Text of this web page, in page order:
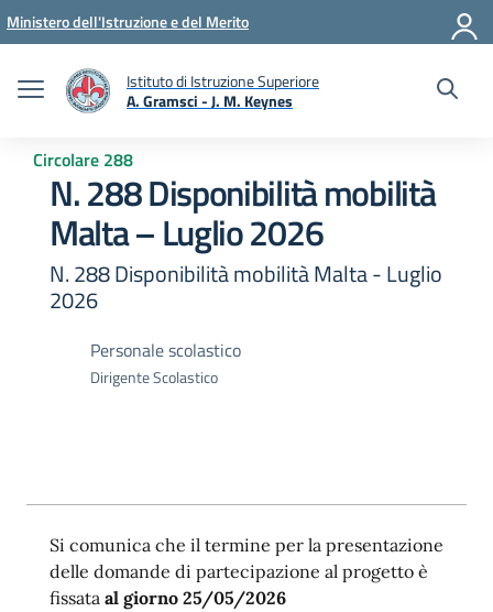
Vai ai contenuti
Vai al menu di navigazione
Vai al footer
Ministero dell'Istruzione e del Merito
Istituto di Istruzione Superiore
A. Gramsci - J. M. Keynes
Circolare 288
N. 288 Disponibilità mobilità
Malta – Luglio 2026
N. 288 Disponibilità mobilità Malta - Luglio
2026
Personale scolastico
Dirigente Scolastico
Si comunica che il termine per la presentazione
delle domande di partecipazione al progetto è
fissata al giorno 25/05/2026